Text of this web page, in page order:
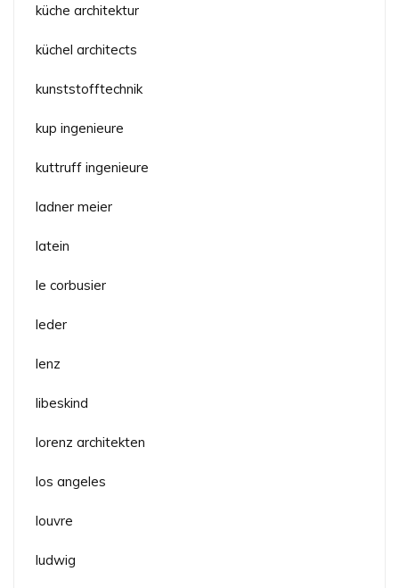
küche architektur
küchel architects
kunststofftechnik
kup ingenieure
kuttruff ingenieure
ladner meier
latein
le corbusier
leder
lenz
libeskind
lorenz architekten
los angeles
louvre
ludwig